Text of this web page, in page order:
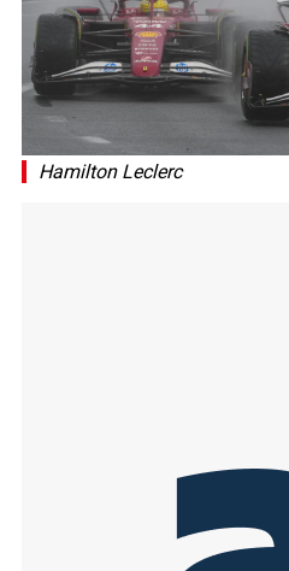
Hamilton Leclerc